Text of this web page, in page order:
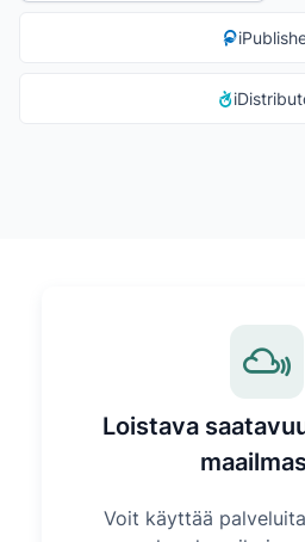
Loistava
Voit käyttää